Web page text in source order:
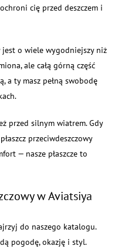
cię przed deszczem i
jest o wiele wygodniejszy niż
ale całą górną część
a ty masz pełną swobodę
przed silnym wiatrem. Gdy
przeciwdeszczowy
— nasze płaszcze to
w Aviatsiya
do naszego katalogu.
pogodę, okazję i styl.